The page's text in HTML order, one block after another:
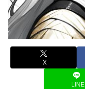
X
LINE